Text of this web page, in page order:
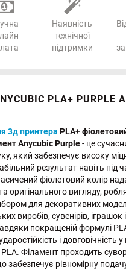
Наявність
технічної
підтримки
PLA+ PURPLE
3д принтера PLA+
Anycubic Purple- це
який забезпечує високу
результат навіть під
фіолетовий колір
оригінального вигляду,
для декоративних
виробів, сувенірів, іграшок
покращеній формулі
і довговічність у
Філамент проходить
забезпечує рівномірну